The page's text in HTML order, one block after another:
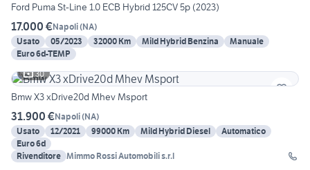
Ford Puma St-Line 1.0 ECB Hybrid 125CV 5p (2023)
17.000 €Napoli(NA)
Usato
05/2023 32000 Km Mild Hybrid Benzina
Manuale
Euro 6d-TEMP
30
Bmw X3 xDrive20d Mhev Msport
31.900 €Napoli(NA)
Usato
12/2021 99000 Km Mild Hybrid Diesel
Automatico
Euro 6d
Rivenditore Mimmo Rossi Automobili s.r.l